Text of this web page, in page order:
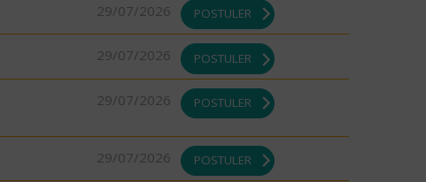
29/07/2026 POSTULER
29/07/2026 POSTULER
29/07/2026 POSTULER
29/07/2026 POSTULER